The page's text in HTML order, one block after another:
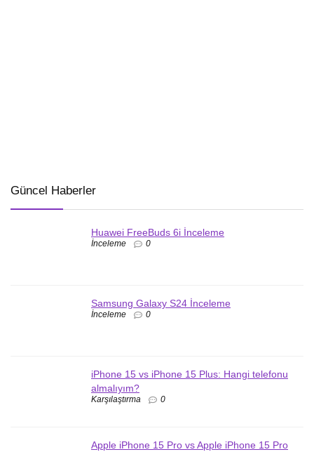
Güncel Haberler
Huawei FreeBuds 6i İnceleme
İnceleme 0
Samsung Galaxy S24 İnceleme
İnceleme 0
iPhone 15 vs iPhone 15 Plus: Hangi telefonu
almalıyım?
Karşılaştırma 0
Apple iPhone 15 Pro vs Apple iPhone 15 Pro